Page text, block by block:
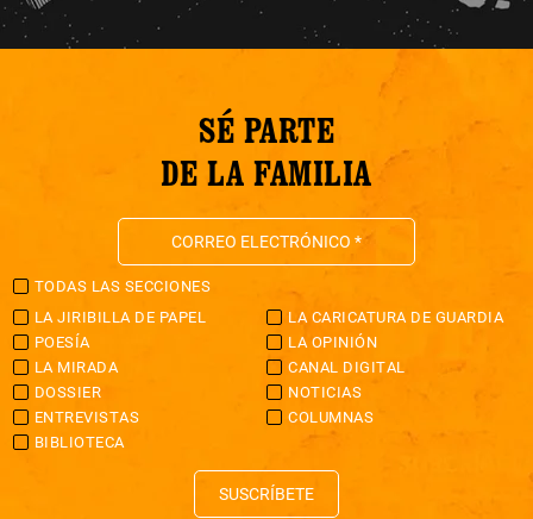
SÉ PARTE
DE LA FAMILIA
TODAS LAS SECCIONES
LA JIRIBILLA DE PAPEL
LA CARICATURA DE GUARDIA
POESÍA
LA OPINIÓN
LA MIRADA
CANAL DIGITAL
DOSSIER
NOTICIAS
ENTREVISTAS
COLUMNAS
BIBLIOTECA
SUSCRÍBETE